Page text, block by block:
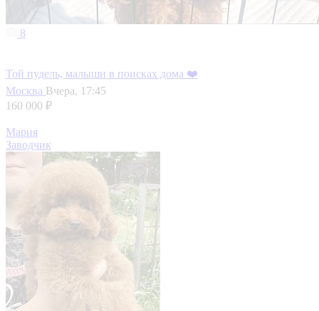
8
Той пудель, малыши в поисках дома ❤️
Москва Вчера, 17:45
160 000 ₽
Мария
Заводчик